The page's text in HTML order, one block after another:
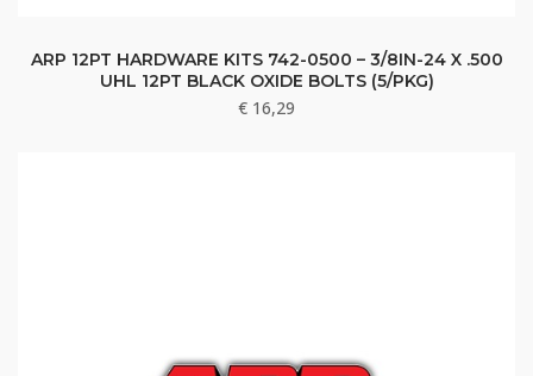
ARP 12PT HARDWARE KITS 742-0500 – 3/8IN-24 X .500
UHL 12PT BLACK OXIDE BOLTS (5/PKG)
€ 16,29